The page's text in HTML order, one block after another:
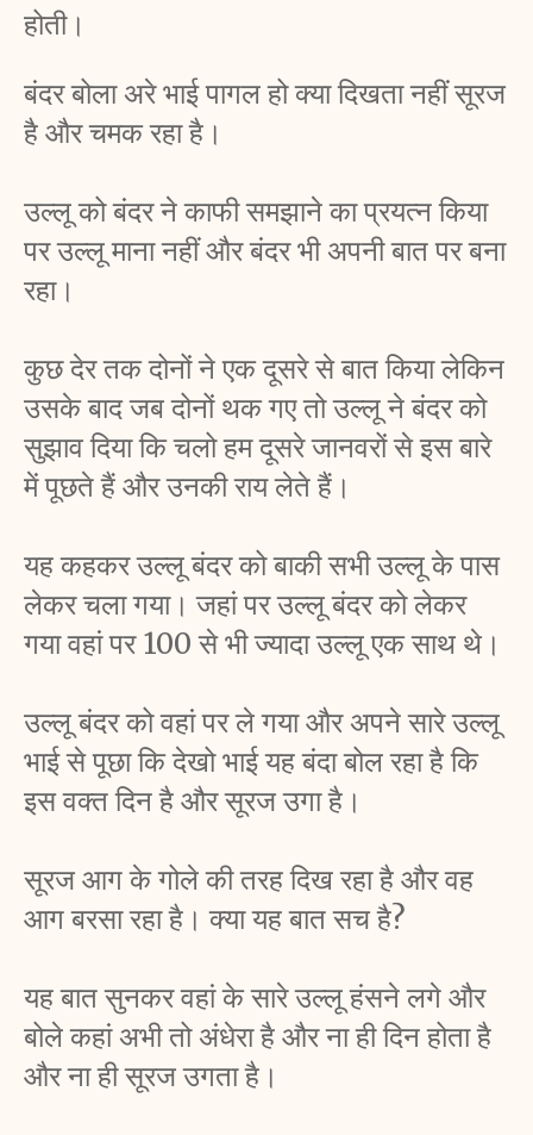
होती।
बंदर बोला अरे भाई पागल हो क्या दिखता नहीं सूरज
है और चमक रहा है।
उल्लू को बंदर ने काफी समझाने का प्रयत्न किया
पर उल्लू माना नहीं और बंदर भी अपनी बात पर बना
रहा।
कुछ देर तक दोनों ने एक दूसरे से बात किया लेकिन
उसके बाद जब दोनों थक गए तो उल्लू ने बंदर को
सुझाव दिया कि चलो हम दूसरे जानवरों से इस बारे
में पूछते हैं और उनकी राय लेते हैं।
यह कहकर उल्लू बंदर को बाकी सभी उल्लू के पास
लेकर चला गया। जहां पर उल्लू बंदर को लेकर
गया वहां पर 100 से भी ज्यादा उल्लू एक साथ थे।
उल्लू बंदर को वहां पर ले गया और अपने सारे उल्लू
भाई से पूछा कि देखो भाई यह बंदा बोल रहा है कि
इस वक्त दिन है और सूरज उगा है।
सूरज आग के गोले की तरह दिख रहा है और वह
आग बरसा रहा है। क्या यह बात सच है?
यह बात सुनकर वहां के सारे उल्लू हंसने लगे और
बोले कहां अभी तो अंधेरा है और ना ही दिन होता है
और ना ही सूरज उगता है।